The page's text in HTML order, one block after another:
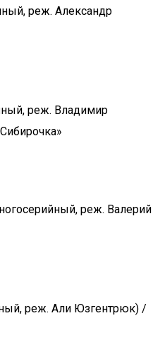
реж. Александр
реж. Владимир
реж. Валерий
реж. Али Юзгентрюк) /